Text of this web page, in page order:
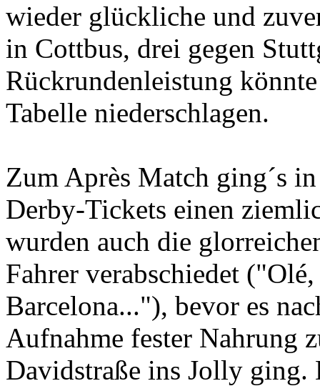
wieder glückliche und
in Cottbus, drei gegen
Rückrundenleistung
Tabelle niederschlagen.
Zum Après Match ging´s
Derby-Tickets einen
wurden auch die
Fahrer verabschiedet
Barcelona..."), bevor es
Aufnahme fester Nahrung
Davidstraße ins Jolly ging.